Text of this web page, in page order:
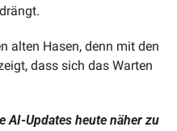
alten Hasen, denn mit den
dass sich das Warten
AI-Updates heute näher zu